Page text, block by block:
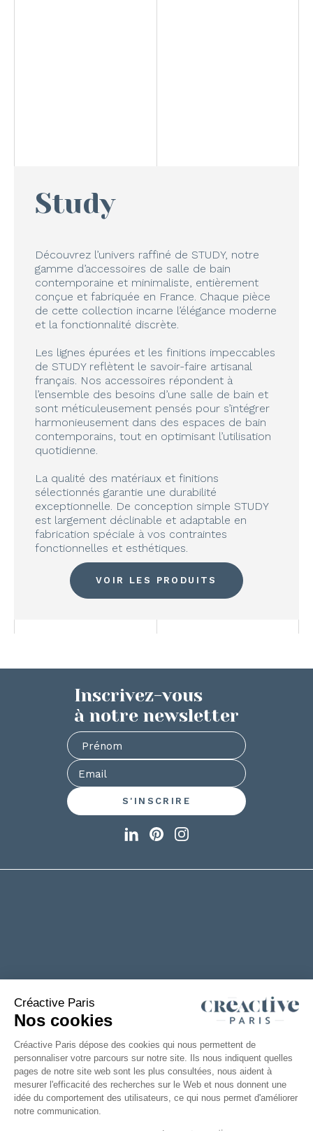
Study
Découvrez l’univers raffiné de STUDY, notre
gamme d’accessoires de salle de bain
contemporaine et minimaliste, entièrement
conçue et fabriquée en France. Chaque pièce
de cette collection incarne l’élégance moderne
et la fonctionnalité discrète.
Les lignes épurées et les finitions impeccables
de STUDY reflètent le savoir-faire artisanal
français. Nos accessoires répondent à
l’ensemble des besoins d’une salle de bain et
sont méticuleusement pensés pour s’intégrer
harmonieusement dans des espaces de bain
contemporains, tout en optimisant l’utilisation
quotidienne.
La qualité des matériaux et finitions
sélectionnés garantie une durabilité
exceptionnelle. De conception simple STUDY
est largement déclinable et adaptable en
fabrication spéciale à vos contraintes
fonctionnelles et esthétiques.
VOIR LES PRODUITS
Inscrivez-vous
à notre newsletter
6 rue de la Chanterie
49124 Saint Barthélémy d'Anjou
TÉLÉCHARGEZ NOTRE CATALOGUE
Mentions
Accessibilité : partiellement